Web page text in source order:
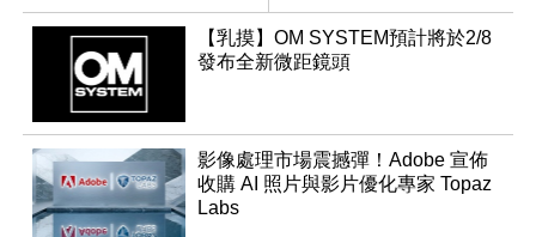
頭登場
【乳摸】OM SYSTEM預計將於2/8
發布全新微距鏡頭
影像處理市場震撼彈！Adobe 宣佈
收購 AI 照片與影片優化專家 Topaz
Labs